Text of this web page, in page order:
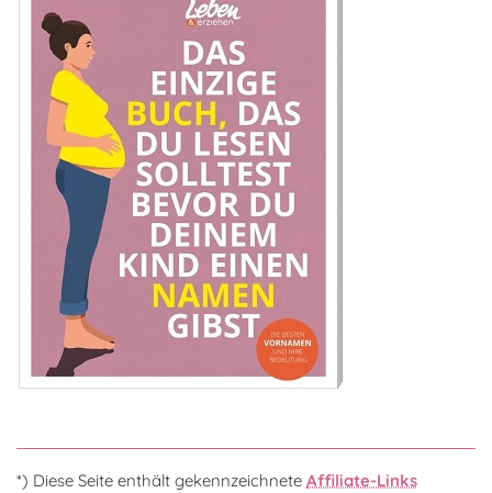
*) Diese Seite enthält gekennzeichnete Affiliate-Links